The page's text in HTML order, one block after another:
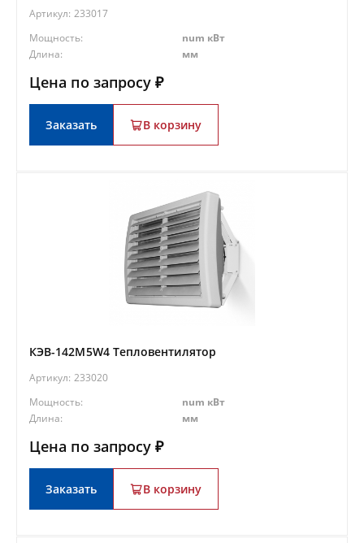
Артикул: 233017
Мощность:
num кВт
Длина:
мм
Цена по запросу ₽
Заказать В корзину
КЭВ-142M5W4 Тепловентилятор
Артикул: 233020
Мощность:
num кВт
Длина:
мм
Цена по запросу ₽
Заказать В корзину